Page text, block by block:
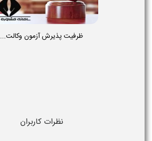
ظرفیت پذیرش آزمون وکالت...
نظرات کاربران